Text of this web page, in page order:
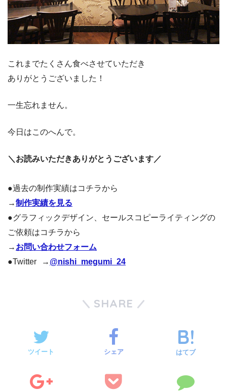
これまでたくさん食べさせていただき
ありがとうございました！
一生忘れません。
今日はこのへんで。
＼お読みいただきありがとうございます／
●過去の制作実績はコチラから
→制作実績を見る
●グラフィックデザイン、セールスコピーライティングの
ご依頼はコチラから
→ お問い合わせフォーム
●Twitter → @nishi_megumi_24
SHARE
ツイート シェア はてブ